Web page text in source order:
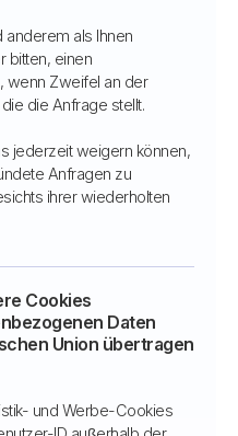
als Ihnen
bitten, einen
wenn Zweifel an der
die Anfrage stellt.
jederzeit weigern können,
Anfragen zu
ihrer wiederholten
Cookies
Daten
Union übertragen
und Werbe-Cookies